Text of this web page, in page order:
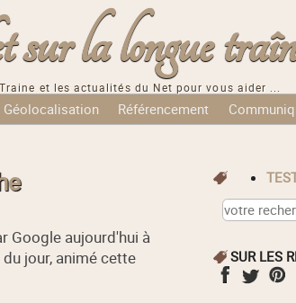
la longue
et les actualités du Net pour vous aider ...
Géolocalisation Référencement
Google aujourd'hui à
jour, animé cette
SUR LES